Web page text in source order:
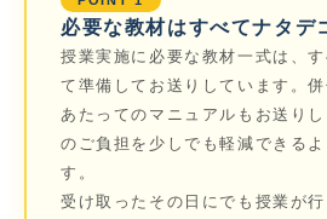
必要な教材はすべてナタデ
授業実施に必要な教材一式は、
て準備してお送りしています。
あたってのマニュアルもお送り
のご負担を少しでも軽減できる
す。
受け取ったその日にでも授業が